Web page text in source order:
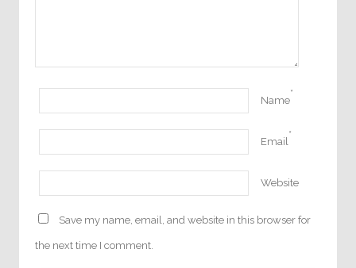
Name
*
Email
*
Website
Save my name, email, and website in this browser for
the next time I comment.